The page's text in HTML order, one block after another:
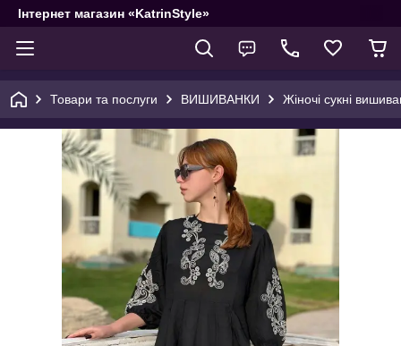
Інтернет магазин «KatrinStyle»
Товари та послуги ВИШИВАНКИ Жіночі сукні